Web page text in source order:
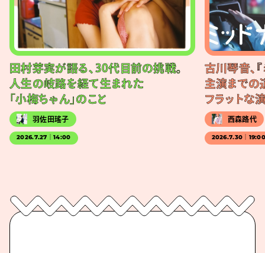
田村芽実が語る、30代目前の挑戦。
人生の岐路を経て生まれた
「小梅ちゃん」のこと
羽佐田瑤子
2026.7.27｜14:00
古川琴音、
主演までの
フラットな
西森路代
2026.7.30｜